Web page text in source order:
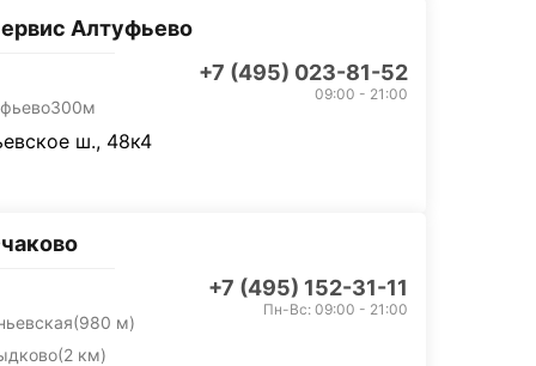
Алтуфьево
+7 (495) 023-81-52
300м
09:00 - 21:00
ш., 48к4
+7 (495) 152-31-11
(980 м)
(2 км)
Пн-Вс: 09:00 - 21:00